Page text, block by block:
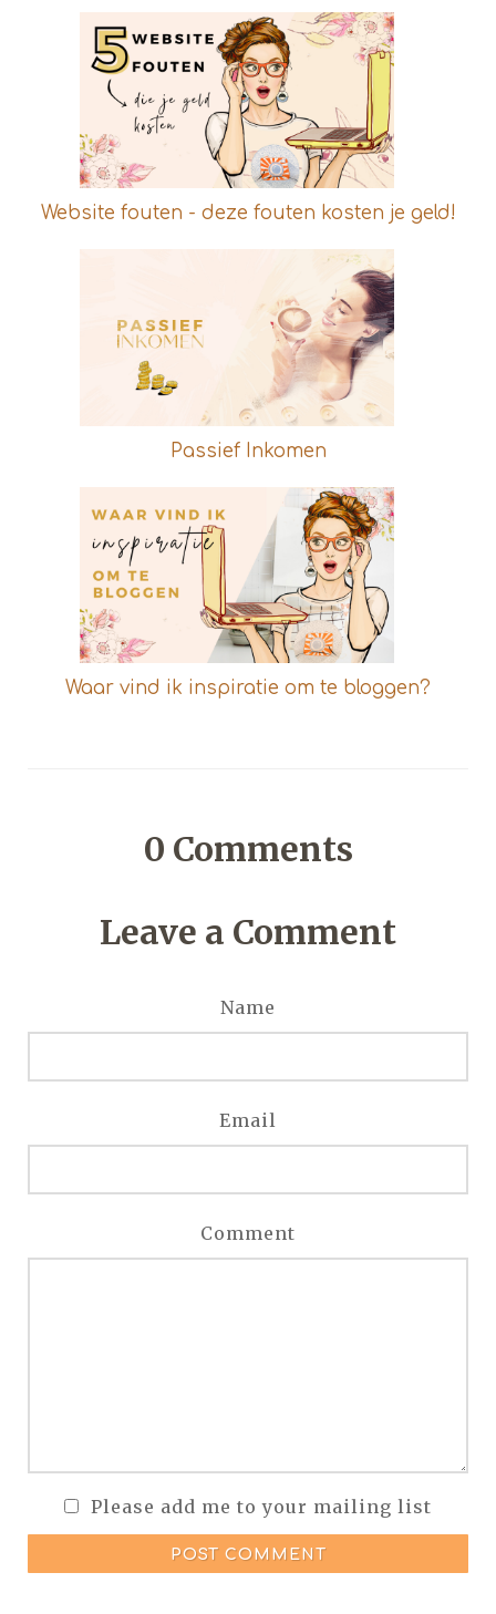
Website fouten - deze fouten kosten je geld!
Passief Inkomen
Waar vind ik inspiratie om te bloggen?
0 Comments
Leave a Comment
Name
Email
Comment
Please add me to your mailing list
POST COMMENT